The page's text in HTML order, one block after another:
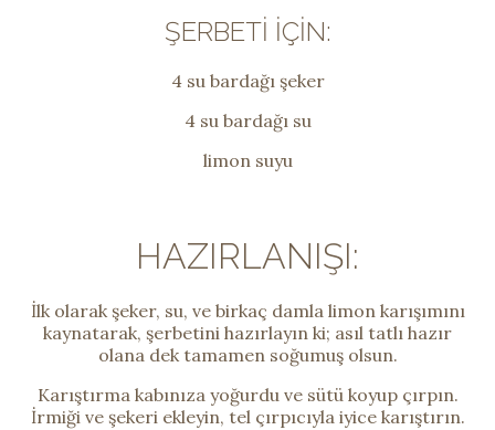
ŞERBETI İÇIN:
4 su bardağı şeker
4 su bardağı su
limon suyu
HAZIRLANIŞI:
İlk olarak şeker, su, ve birkaç damla limon karışımını
kaynatarak, şerbetini hazırlayın ki; asıl tatlı hazır
olana dek tamamen soğumuş olsun.
Karıştırma kabınıza yoğurdu ve sütü koyup çırpın.
İrmiği ve şekeri ekleyin, tel çırpıcıyla iyice karıştırın.